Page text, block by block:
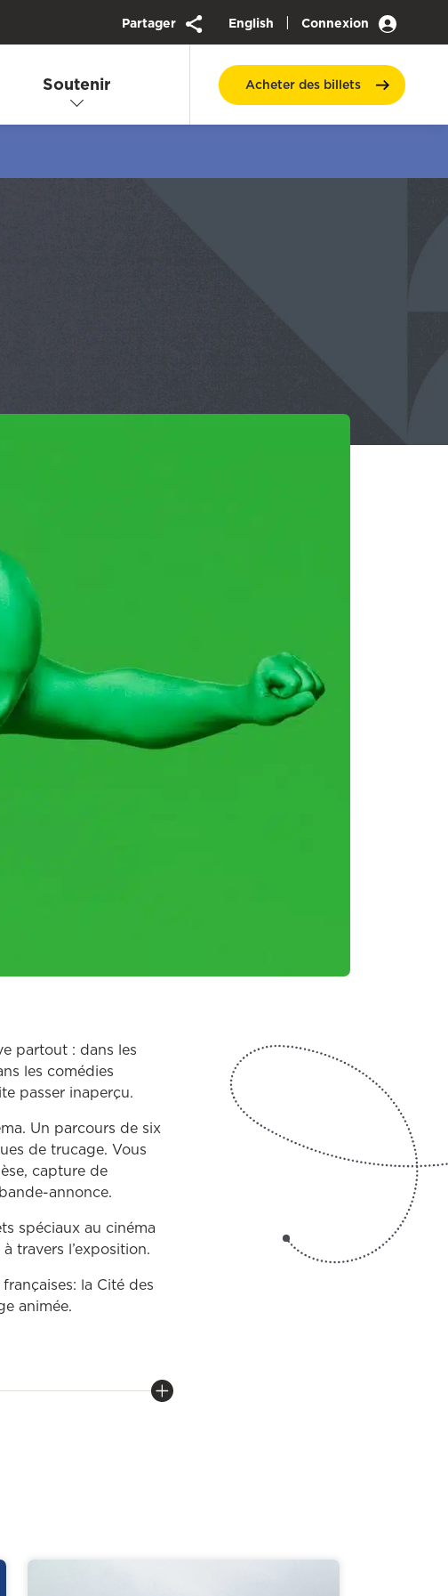
Partager English | Connexion
Soutenir Acheter desbillets
partout : dans les
les comédies
passer inaperçu.
Un parcours de six
de trucage. Vous
capture de
annonce.
spéciaux au cinéma
travers l’exposition.
la Cité des
animée.